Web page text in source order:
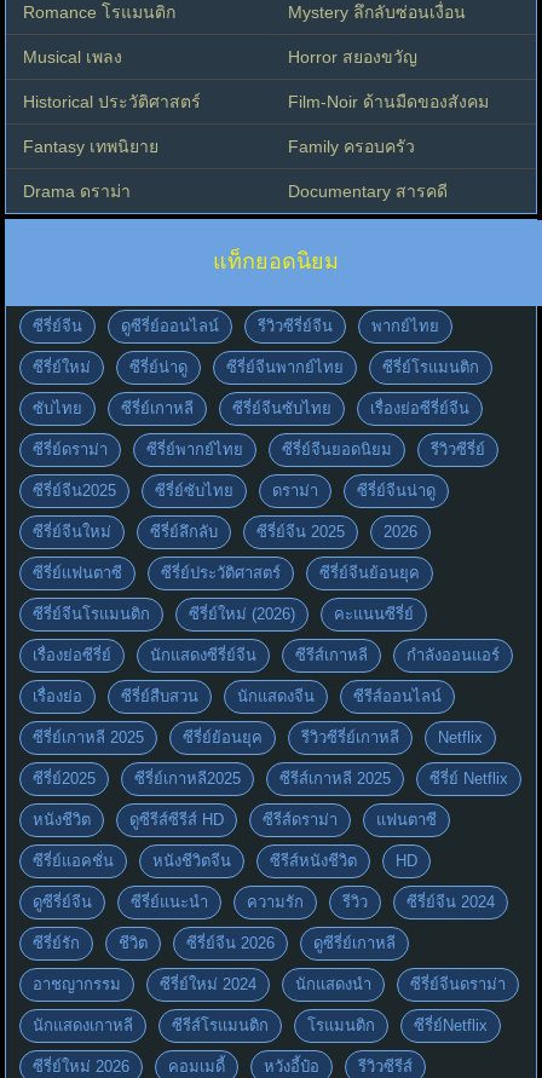
Romance โรแมนติก Mystery ลึกลับซ่อนเงื่อน
Musical เพลง Horror สยองขวัญ
Historical ประวัติศาสตร์ Film-Noir ด้านมืดของสังคม
Fantasy เทพนิยาย Family ครอบครัว
Drama ดราม่า Documentary สารคดี
แท็กยอดนิยม
ซีรี่ย์จีน ดูซีรี่ย์ออนไลน์ รีวิวซีรี่ย์จีน พากย์ไทย
ซีรี่ย์ใหม่ ซีรี่ย์น่าดู ซีรี่ย์จีนพากย์ไทย ซีรี่ย์โรแมนติก
ซับไทย ซีรี่ย์เกาหลี ซีรี่ย์จีนซับไทย เรื่องย่อซีรี่ย์จีน
ซีรี่ย์ดราม่า ซีรี่ย์พากย์ไทย ซีรี่ย์จีนยอดนิยม รีวิวซีรี่ย์
ซีรี่ย์จีน2025 ซีรี่ย์ซับไทย ดราม่า ซีรี่ย์จีนน่าดู
ซีรี่ย์จีนใหม่ ซีรี่ย์ลึกลับ ซีรี่ย์จีน 2025 2026
ซีรี่ย์แฟนตาซี ซีรี่ย์ประวัติศาสตร์ ซีรี่ย์จีนย้อนยุค
ซีรี่ย์จีนโรแมนติก ซีรี่ย์ใหม่ (2026) คะแนนซีรี่ย์
เรื่องย่อซีรี่ย์ นักแสดงซีรี่ย์จีน ซีรีส์เกาหลี กำลังออนแอร์
เรื่องย่อ ซีรี่ย์สืบสวน นักแสดงจีน ซีรีส์ออนไลน์
ซีรี่ย์เกาหลี 2025 ซีรี่ย์ย้อนยุค รีวิวซีรี่ย์เกาหลี Netflix
ซีรี่ย์2025 ซีรี่ย์เกาหลี2025 ซีรีส์เกาหลี 2025 ซีรี่ย์ Netflix
หนังชีวิต ดูซีรีส์ซีรีส์ HD ซีรีส์ดราม่า แฟนตาซี
ซีรี่ย์แอคชั่น หนังชีวิตจีน ซีรีส์หนังชีวิต HD
ดูซีรี่ย์จีน ซีรี่ย์แนะนำ ความรัก รีวิว ซีรี่ย์จีน 2024
ซีรี่ย์รัก ชีวิต ซีรี่ย์จีน 2026 ดูซีรี่ย์เกาหลี
อาชญากรรม ซีรี่ย์ใหม่ 2024 นักแสดงนำ ซีรี่ย์จีนดราม่า
นักแสดงเกาหลี ซีรีส์โรแมนติก โรแมนติก ซีรี่ย์Netflix
ซีรี่ย์ใหม่ 2026 คอมเมดี้ หวังอี้ป๋อ รีวิวซีรีส์